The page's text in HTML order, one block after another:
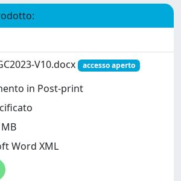
V10.docx
accesso aperto
in Post-print
Word XML